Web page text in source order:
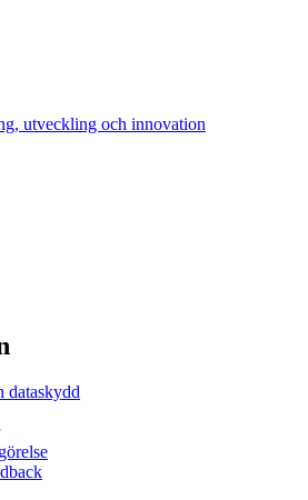
utveckling och innovation
dataskydd